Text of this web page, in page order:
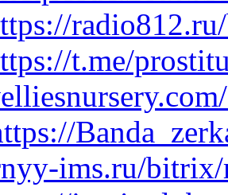
t.me/
ims.ru/bitrix/